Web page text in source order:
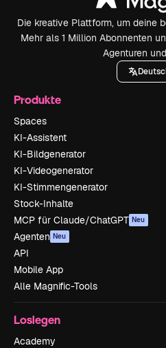
Die kreative Plattform, um deine
Mehr als 1 Million Abonnenten
Agenturen
Produkte
Spaces
KI-Assistent
KI-Bildgenerator
KI-Videogenerator
KI-Stimmengenerator
Stock-Inhalte
MCP für Claude/ChatGPT Neu
Agenten Neu
API
Mobile App
Alle Magnific-Tools
Loslegen
Academy